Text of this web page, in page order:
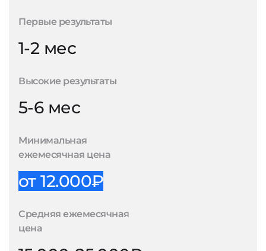
Первые результаты
1-2 мес
Высокие результаты
5-6 мес
Минимальная
ежемесячная цена
от 12.000₽
Средняя ежемесячная
цена